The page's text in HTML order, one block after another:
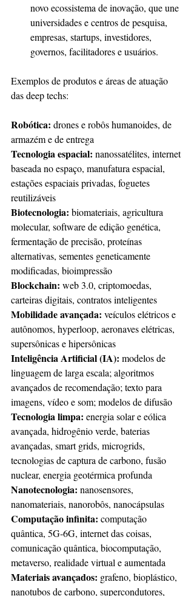
novo ecossistema de inovação, que une
universidades e centros de pesquisa,
empresas, startups, investidores,
governos, facilitadores e usuários.
Exemplos de produtos e áreas de atuação
das deep techs:
Robótica: drones e robôs humanoides, de
armazém e de entrega
Tecnologia espacial: nanossatélites, internet
baseada no espaço, manufatura espacial,
estações espaciais privadas, foguetes
reutilizáveis
Biotecnologia: biomateriais, agricultura
molecular, software de edição genética,
fermentação de precisão, proteínas
alternativas, sementes geneticamente
modificadas, bioimpressão
Blockchain: web 3.0, criptomoedas,
carteiras digitais, contratos inteligentes
Mobilidade avançada: veículos elétricos e
autônomos, hyperloop, aeronaves elétricas,
supersônicas e hipersônicas
Inteligência Artificial (IA): modelos de
linguagem de larga escala; algoritmos
avançados de recomendação; texto para
imagens, vídeo e som; modelos de difusão
Tecnologia limpa: energia solar e eólica
avançada, hidrogênio verde, baterias
avançadas, smart grids, microgrids,
tecnologias de captura de carbono, fusão
nuclear, energia geotérmica profunda
Nanotecnologia: nanosensores,
nanomateriais, nanorobôs, nanocápsulas
Computação infinita: computação
quântica, 5G-6G, internet das coisas,
comunicação quântica, biocomputação,
metaverso, realidade virtual e aumentada
Materiais avançados: grafeno, bioplástico,
nanotubos de carbono, supercondutores,